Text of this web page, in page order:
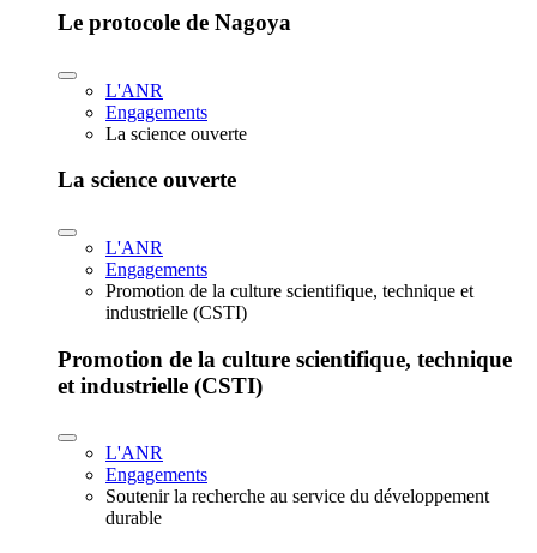
Le protocole de Nagoya
L'ANR
Engagements
La science ouverte
La science ouverte
L'ANR
Engagements
Promotion de la culture scientifique, technique et
industrielle (CSTI)
Promotion de la culture scientifique, technique
et industrielle (CSTI)
L'ANR
Engagements
Soutenir la recherche au service du développement
durable